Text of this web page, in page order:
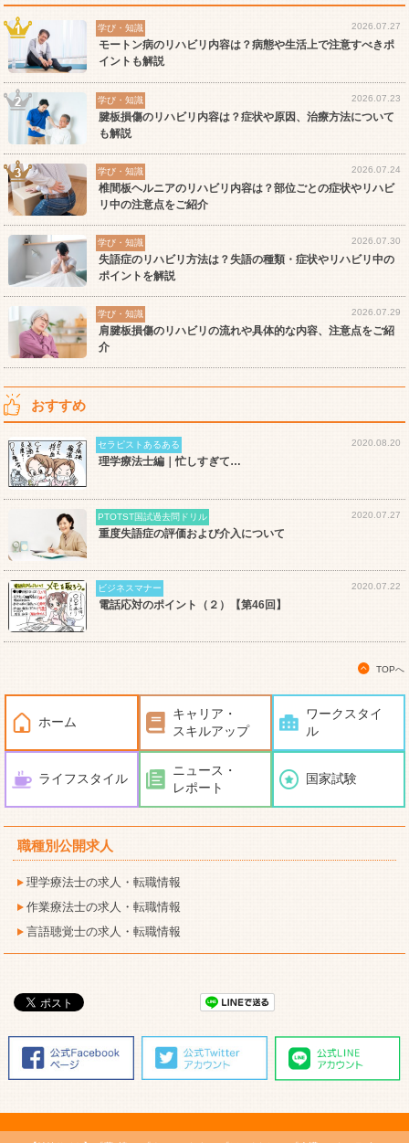
学び・知識 2026.07.27
モートン病のリハビリ内容は？病態や生活上で注意すべきポ
イントも解説
学び・知識 2026.07.23
腱板損傷のリハビリ内容は？症状や原因、治療方法について
も解説
学び・知識 2026.07.24
椎間板ヘルニアのリハビリ内容は？部位ごとの症状やリハビ
リ中の注意点をご紹介
学び・知識 2026.07.30
失語症のリハビリ方法は？失語の種類・症状やリハビリ中の
ポイントを解説
学び・知識 2026.07.29
肩腱板損傷のリハビリの流れや具体的な内容、注意点をご紹
介
おすすめ
セラピストあるある 2020.08.20
理学療法士編｜忙しすぎて…
PTOTST国試過去問ドリル 2020.07.27
重度失語症の評価および介入について
ビジネスマナー 2020.07.22
電話応対のポイント（２）【第46回】
TOPへ
ホーム
キャリア・
スキルアップ
ワークスタイ
ル
ライフスタイル
ニュース・
レポート
国家試験
職種別公開求人
理学療法士の求人・転職情報
作業療法士の求人・転職情報
言語聴覚士の求人・転職情報